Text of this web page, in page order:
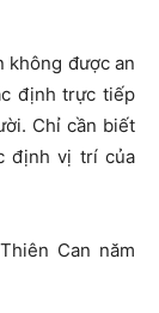
không được an
định trực tiếp
Chỉ cần biết
định vị trí của
Can năm